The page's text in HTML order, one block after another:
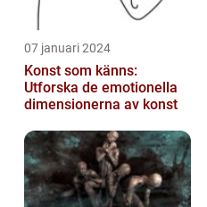
07 januari 2024
Konst som känns:
Utforska de emotionella
dimensionerna av konst